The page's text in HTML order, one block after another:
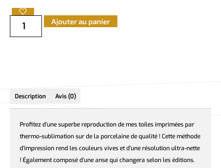
Ajouter au panier
Description Avis (0)
Profitez d’une superbe reproduction de mes toiles imprimées par
thermo-sublimation sur de la porcelaine de qualité ! Cette méthode
d’impression rend les couleurs vives et d’une résolution ultra-nette
! Également composé d’une anse qui changera selon les éditions.